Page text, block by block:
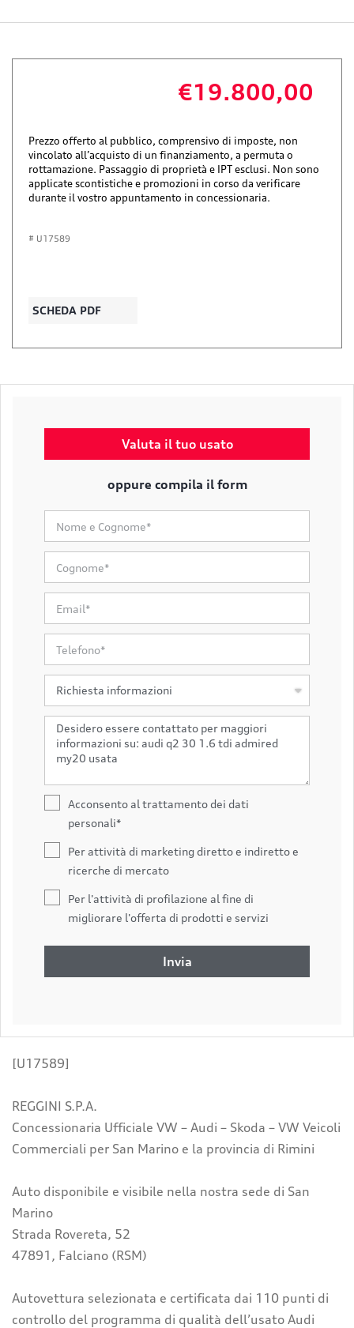
[U17589]
REGGINI S.P.A.
Concessionaria Ufficiale VW – Audi – Skoda – VW Veicoli
Commerciali per San Marino e la provincia di Rimini
Auto disponibile e visibile nella nostra sede di San
Marino
Strada Rovereta, 52
47891, Falciano (RSM)
Autovettura selezionata e certificata dai 110 punti di
controllo del programma di qualità dell’usato Audi
€19.800,00
Prezzo offerto al pubblico, comprensivo di imposte, non
vincolato all’acquisto di un finanziamento, a permuta o
rottamazione. Passaggio di proprietà e IPT esclusi. Non sono
applicate scontistiche e promozioni in corso da verificare
durante il vostro appuntamento in concessionaria.
# U17589
SCHEDA PDF
Valuta il tuo usato
oppure compila il form
Acconsento al trattamento dei dati
personali*
Per attività di marketing diretto e indiretto e
ricerche di mercato
Per l'attività di profilazione al fine di
migliorare l'offerta di prodotti e servizi
Invia